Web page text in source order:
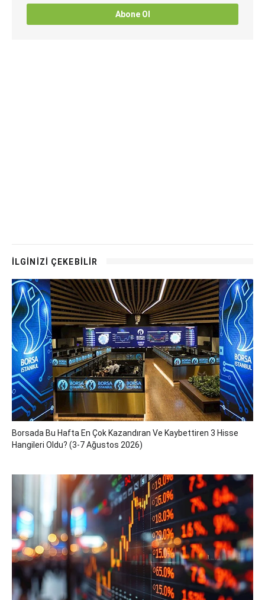
Abone Ol
İLGİNİZİ ÇEKEBİLİR
Borsada Bu Hafta En Çok Kazandıran Ve Kaybettiren 3 Hisse
Hangileri Oldu? (3-7 Ağustos 2026)